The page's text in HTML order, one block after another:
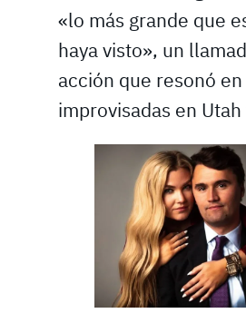
«lo más grande que
haya visto», un
acción que resonó
improvisadas en